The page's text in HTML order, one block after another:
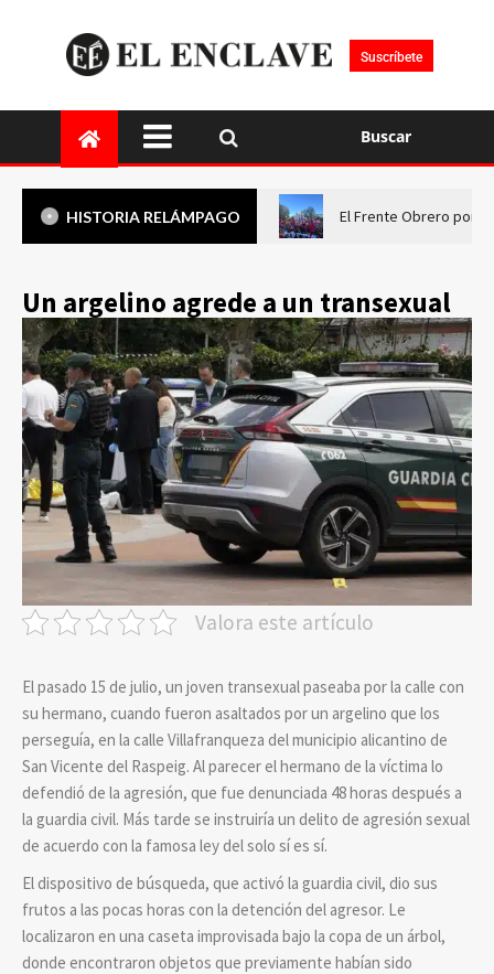
Suscríbete
Buscar
HISTORIA RELÁMPAGO El Frente Obrero pone
Un argelino agrede a un transexual
Valora este artículo
El pasado 15 de julio, un joven transexual paseaba por la calle con
su hermano, cuando fueron asaltados por un argelino que los
perseguía, en la calle Villafranqueza del municipio alicantino de
San Vicente del Raspeig. Al parecer el hermano de la víctima lo
defendió de la agresión, que fue denunciada 48 horas después a
la guardia civil. Más tarde se instruiría un delito de agresión sexual
de acuerdo con la famosa ley del solo sí es sí.
El dispositivo de búsqueda, que activó la guardia civil, dio sus
frutos a las pocas horas con la detención del agresor. Le
localizaron en una caseta improvisada bajo la copa de un árbol,
donde encontraron objetos que previamente habían sido